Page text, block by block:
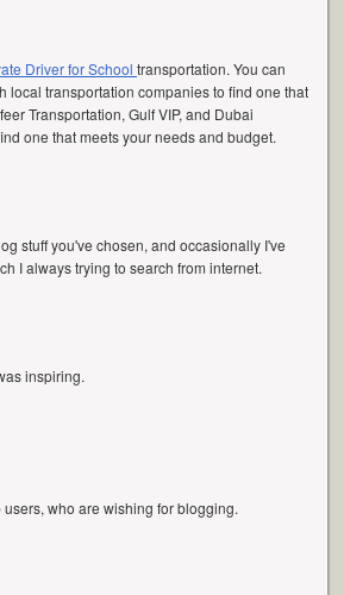
Driver for School transportation. You can
local transportation companies to find one that
Transportation, Gulf VIP, and Dubai
one that meets your needs and budget.
stuff you've chosen, and occasionally I've
I always trying to search from internet.
inspiring.
who are wishing for blogging.